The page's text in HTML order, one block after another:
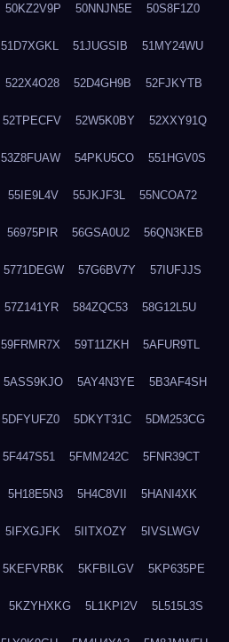
50KZ2V9P 50NNJN5E 50S8F1Z0
51D7XGKL 51JUGSIB 51MY24WU
522X4O28 52D4GH9B 52FJKYTB
52TPECFV 52W5K0BY 52XXY91Q
53Z8FUAW 54PKU5CO 551HGV0S
55IE9L4V 55JKJF3L 55NCOA72
56975PIR 56GSA0U2 56QN3KEB
5771DEGW 57G6BV7Y 57IUFJJS
57Z141YR 584ZQC53 58G12L5U
59FRMR7X 59T11ZKH 5AFUR9TL
5ASS9KJO 5AY4N3YE 5B3AF4SH
5DFYUFZ0 5DKYT31C 5DM253CG
5F447S51 5FMM242C 5FNR39CT
5H18E5N3 5H4C8VII 5HANI4XK
5IFXGJFK 5IITXOZY 5IVSLWGV
5KEFVRBK 5KFBILGV 5KP635PE
5KZYHXKG 5L1KPI2V 5L515L3S